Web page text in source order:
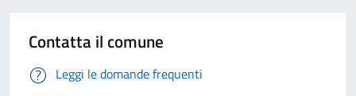
Contatta il comune
Leggi le domande frequenti